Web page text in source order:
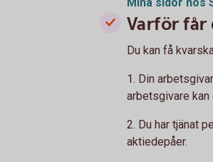
Varför får
Du kan få
1. Din
arbetsgivare
2. Du har tjänat
aktiedepåer.